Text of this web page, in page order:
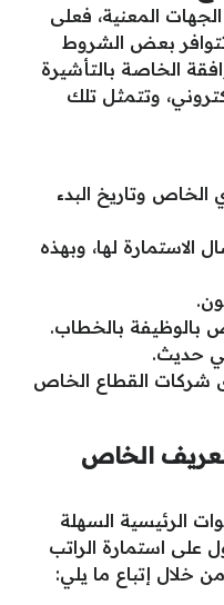
الجهات المعنية، فعلى
بعض الشروط
الخاصة بالتأشيرة
وتتمثل تلك
الخاص وتاريخ البدء
الاستمارة لها، وبهذه
بالوظيفة بالخطاب.
حديث.
شركات القطاع الخاص
الخاص
الرئيسية السهلة
على استمارة الراتب
خلال إتباع ما يلي: